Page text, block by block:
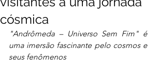
cósmica
"Andrômeda – Universo Sem Fim" é
uma imersão fascinante pelo cosmos e
seus fenômenos